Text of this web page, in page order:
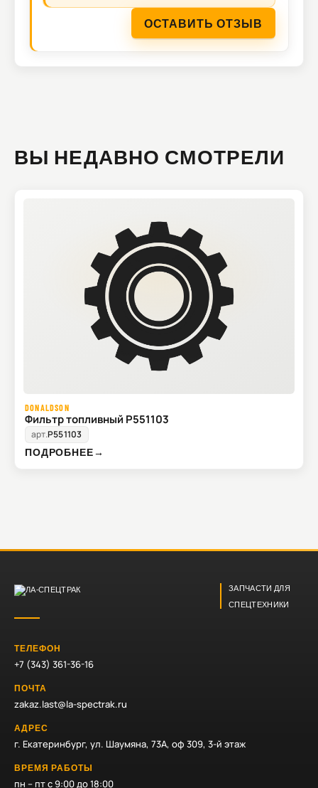
ОСТАВИТЬ ОТЗЫВ
ВЫ НЕДАВНО СМОТРЕЛИ
DONALDSON
Фильтр топливный P551103
арт.P551103
ПОДРОБНЕЕ→
ЗАПЧАСТИ ДЛЯ
СПЕЦТЕХНИКИ
ТЕЛЕФОН
+7 (343) 361-36-16
ПОЧТА
zakaz.last@la-spectrak.ru
АДРЕС
г. Екатеринбург, ул. Шаумяна, 73А, оф 309, 3-й этаж
ВРЕМЯ РАБОТЫ
пн – пт с 9:00 до 18:00